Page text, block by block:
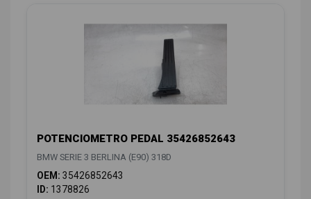
POTENCIOMETRO PEDAL 35426852643
BMW SERIE 3 BERLINA (E90) 318D
OEM: 35426852643
ID: 1378826